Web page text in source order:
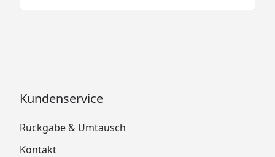
Kundenservice
Rückgabe & Umtausch
Kontakt